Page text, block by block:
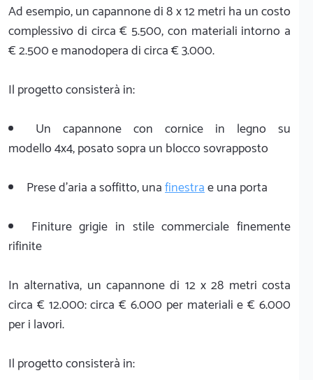
Ad esempio, un capannone di 8 x 12 metri ha un costo
complessivo di circa € 5.500, con materiali intorno a
€ 2.500 e manodopera di circa € 3.000.
Il progetto consisterà in:
Un capannone con cornice in legno su
modello 4x4, posato sopra un blocco sovrapposto
Prese d'aria a soffitto, unafinestrae una porta
Finiture grigie in stile commerciale finemente
rifinite
In alternativa, un capannone di 12 x 28 metri costa
circa € 12.000: circa € 6.000 per materiali e € 6.000
per i lavori.
Il progetto consisterà in: